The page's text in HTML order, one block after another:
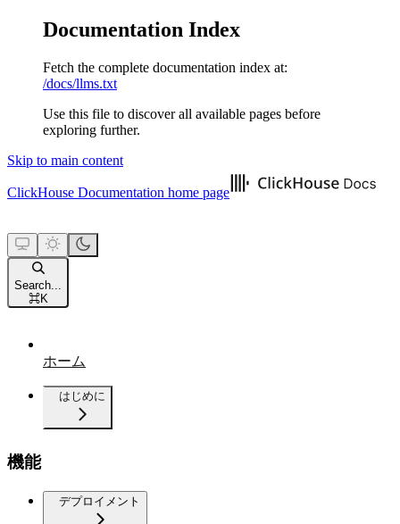
Documentation Index
Fetch the complete documentation index at:
/docs/llms.txt
Use this file to discover all available pages before
exploring further.
Skip to main content
ClickHouse Documentation home page
Search...
⌘K
ホーム
はじめに
機能
デプロイメント